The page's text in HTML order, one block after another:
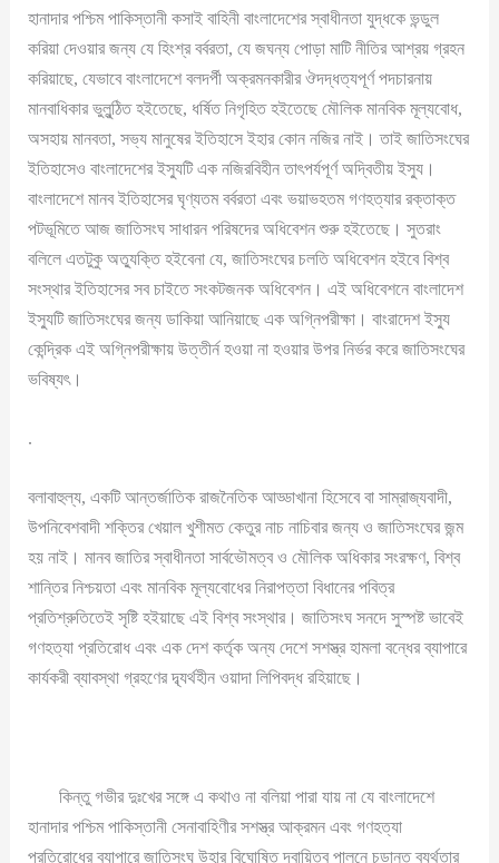
হানাদার পশ্চিম পাকিস্তানী কসাই বাহিনী বাংলাদেশের স্বাধীনতা যুদ্ধকে ভন্ডুল
করিয়া দেওয়ার জন্য যে হিংশ্র বর্বরতা, যে জঘন্য পোড়া মাটি নীতির আশ্রয় গ্রহন
করিয়াছে, যেভাবে বাংলাদেশে বলদর্পী অক্রমনকারীর ঔদদ্ধত্যপূর্ণ পদচারনায়
মানবাধিকার ভুলুন্ঠিত হইতেছে, ধর্ষিত নিগৃহিত হইতেছে মৌলিক মানবিক মূল্যবোধ,
অসহায় মানবতা, সভ্য মানুষের ইতিহাসে ইহার কোন নজির নাই। তাই জাতিসংঘের
ইতিহাসেও বাংলাদেশের ইস্যুটি এক নজিরবিহীন তাৎপর্যপূর্ণ অদ্বিতীয় ইস্যু।
বাংলাদেশে মানব ইতিহাসের ঘৃণ্যতম বর্বরতা এবং ভয়াভহতম গণহত্যার রক্তাক্ত
পটভূমিতে আজ জাতিসংঘ সাধারন পরিষদের অধিবেশন শুরু হইতেছে। সুতরাং
বলিলে এতটুকু অত্যুক্তি হইবেনা যে, জাতিসংঘের চলতি অধিবেশন হইবে বিশ্ব
সংস্থার ইতিহাসের সব চাইতে সংকটজনক অধিবেশন। এই অধিবেশনে বাংলাদেশ
ইস্যুটি জাতিসংঘের জন্য ডাকিয়া আনিয়াছে এক অগ্নিপরীক্ষা। বাংরাদেশ ইস্যু
কেন্দ্রিক এই অগ্নিপরীক্ষায় উত্তীর্ন হওয়া না হওয়ার উপর নির্ভর করে জাতিসংঘের
ভবিষ্যৎ।
.
বলাবাহুল্য, একটি আন্তর্জাতিক রাজনৈতিক আড্ডাখানা হিসেবে বা সাম্রাজ্যবাদী,
উপনিবেশবাদী শক্তির খেয়াল খুশীমত কেতুর নাচ নাচিবার জন্য ও জাতিসংঘের জন্ম
হয় নাই। মানব জাতির স্বাধীনতা সার্বভৌমত্ব ও মৌলিক অধিকার সংরক্ষণ, বিশ্ব
শান্তির নিশ্চয়তা এবং মানবিক মূল্যবোধের নিরাপত্তা বিধানের পবিত্র
প্রতিশ্রুতিতেই সৃষ্টি হইয়াছে এই বিশ্ব সংস্থার। জাতিসংঘ সনদে সুস্পষ্ট ভাবেই
গণহত্যা প্রতিরোধ এবং এক দেশ কর্তৃক অন্য দেশে সশস্ত্র হামলা বন্ধের ব্যাপারে
কার্যকরী ব্যাবস্থা গ্রহণের দ্ব্যর্থহীন ওয়াদা লিপিবদ্ধ রহিয়াছে।
কিন্তু গভীর দুঃখের সঙ্গে এ কথাও না বলিয়া পারা যায় না যে বাংলাদেশে
হানাদার পশ্চিম পাকিস্তানী সেনাবাহিণীর সশস্ত্র আক্রমন এবং গণহত্যা
প্রতিরোধের ব্যাপারে জাতিসংঘ উহার বিঘোষিত দ্বায়িত্ব পালনে চুড়ান্ত ব্যর্থতার